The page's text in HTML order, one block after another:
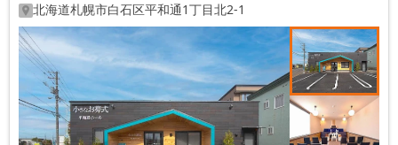
北海道札幌市白石区平和通1丁目北2-1